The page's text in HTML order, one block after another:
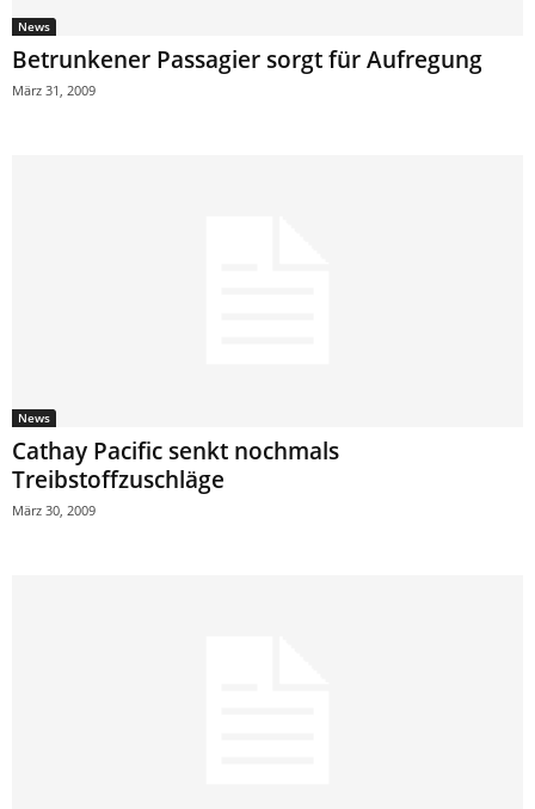
News
Betrunkener Passagier sorgt für Aufregung
März 31, 2009
News
Cathay Pacific senkt nochmals
Treibstoffzuschläge
März 30, 2009